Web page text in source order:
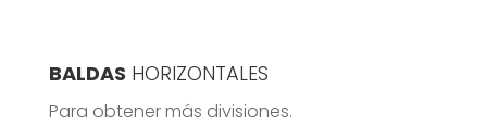
BALDAS HORIZONTALES
Para obtener más divisiones.